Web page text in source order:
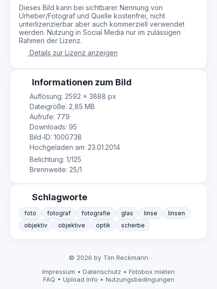
Dieses Bild kann bei sichtbarer Nennung von
Urheber/Fotograf und Quelle kostenfrei, nicht
unterlizenzierbar aber auch kommerziell verwendet
werden. Nutzung in Social Media nur im zulässigen
Rahmen der Lizenz.
Details zur Lizenz anzeigen
Informationen zum Bild
Auflösung: 2592 × 3888 px
Dateigröße: 2,85 MB
Aufrufe: 779
Downloads: 95
Bild-ID: 1000738
Hochgeladen am: 23.01.2014
Belichtung: 1/125
Brennweite: 25/1
Schlagworte
foto fotograf fotografie glas linse
linsen
objektiv
objektive optik scherbe
© 2026 by Tim Reckmann
Impressum • Datenschutz • Fotobox mieten
FAQ • Upload Info • Nutzungsbedingungen